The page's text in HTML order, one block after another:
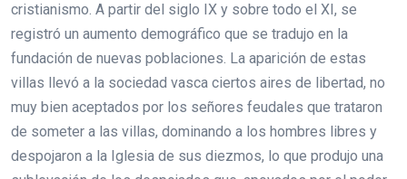
cristianismo. A partir del siglo IX y sobre todo el XI, se
registró un aumento demográfico que se tradujo en la
fundación de nuevas poblaciones. La aparición de estas
villas llevó a la sociedad vasca ciertos aires de libertad, no
muy bien aceptados por los señores feudales que trataron
de someter a las villas, dominando a los hombres libres y
despojaron a la Iglesia de sus diezmos, lo que produjo una